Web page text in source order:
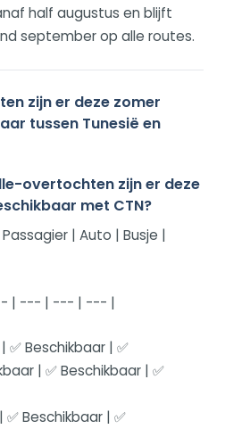
half augustus en blijft
september op alle routes.
zijn er deze zomer
tussen Tunesië en
overtochten zijn er deze
met CTN?
| Auto | Busje |
| --- | --- | --- |
✅ Beschikbaar | ✅
| ✅ Beschikbaar | ✅
✅ Beschikbaar | ✅